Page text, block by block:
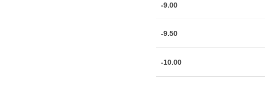
-9.00
-9.50
-10.00